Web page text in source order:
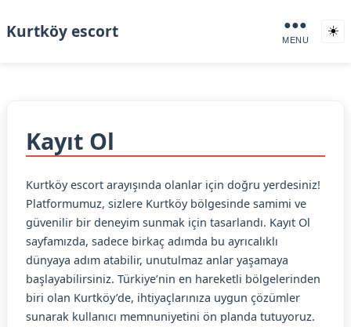
Kurtköy escort ●●●
MENU
☀️
Kayıt Ol
Kurtköy escort arayışında olanlar için doğru yerdesiniz!
Platformumuz, sizlere Kurtköy bölgesinde samimi ve
güvenilir bir deneyim sunmak için tasarlandı. Kayıt Ol
sayfamızda, sadece birkaç adımda bu ayrıcalıklı
dünyaya adım atabilir, unutulmaz anlar yaşamaya
başlayabilirsiniz. Türkiye’nin en hareketli bölgelerinden
biri olan Kurtköy’de, ihtiyaçlarınıza uygun çözümler
sunarak kullanıcı memnuniyetini ön planda tutuyoruz.